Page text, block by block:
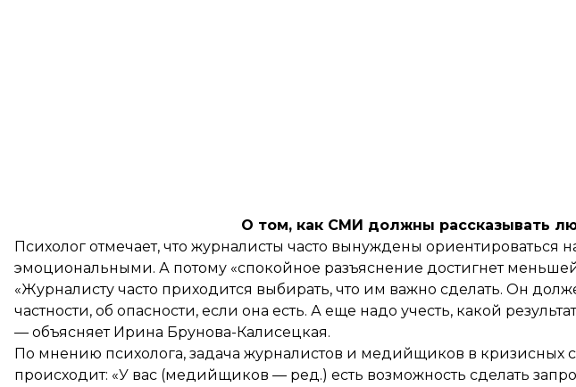
О том, как СМИ должны рассказывать
Психолог отмечает, что журналисты часто вынуждены ориентироваться
эмоциональными. А потому «спокойное разъяснение достигнет
«Журналисту часто приходится выбирать, что им важно сделать. Он
частности, об опасности, если она есть. А еще надо учесть, какой
— объясняет Ирина Брунова-Калисецкая.
По мнению психолога, задача журналистов и медийщиков в кризисных
происходит: «У вас (медийщиков — ред.) есть возможность сделать